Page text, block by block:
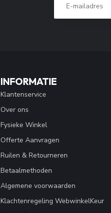
INFORMATIE
Klantenservice
Over ons
Fysieke Winkel
Offerte Aanvragen
Ruilen & Retourneren
Betaalmethoden
Algemene voorwaarden
Klachtenregeling WebwinkelKeur